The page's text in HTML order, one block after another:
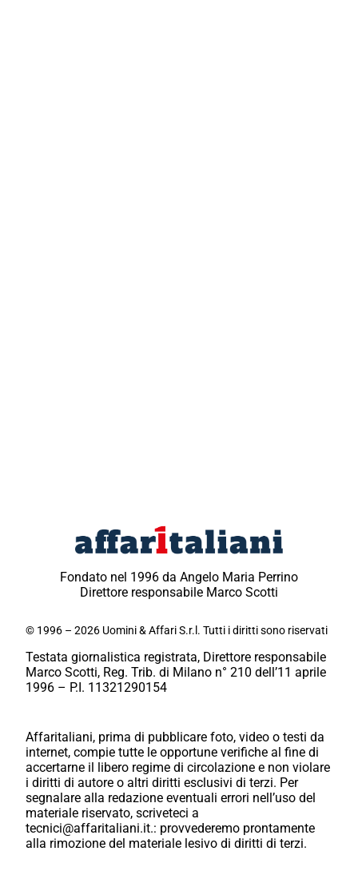
Fondato nel 1996 da Angelo Maria Perrino
Direttore responsabile Marco Scotti
© 1996 – 2026 Uomini & Affari S.r.l. Tutti i diritti sono riservati
Testata giornalistica registrata, Direttore responsabile
Marco Scotti, Reg. Trib. di Milano n° 210 dell’11 aprile
1996 – P.I. 11321290154
Affaritaliani, prima di pubblicare foto, video o testi da
internet, compie tutte le opportune verifiche al fine di
accertarne il libero regime di circolazione e non violare
i diritti di autore o altri diritti esclusivi di terzi. Per
segnalare alla redazione eventuali errori nell’uso del
materiale riservato, scriveteci a
tecnici@affaritaliani.it.: provvederemo prontamente
alla rimozione del materiale lesivo di diritti di terzi.